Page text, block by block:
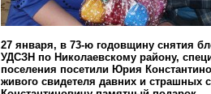
27 января, в 73-ю годовщину снятия
УДСЗН по Николаевскому району,
поселения посетили Юрия
живого свидетеля давних и